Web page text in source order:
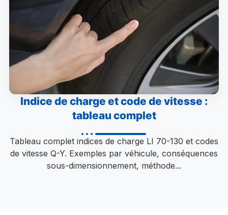
Indice de charge et code de vitesse :
tableau complet
Tableau complet indices de charge LI 70-130 et codes
de vitesse Q-Y. Exemples par véhicule, conséquences
sous-dimensionnement, méthode...